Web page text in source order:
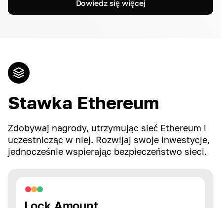
Dowiedz się więcej
Stawka Ethereum
Zdobywaj nagrody, utrzymując sieć Ethereum i
uczestnicząc w niej. Rozwijaj swoje inwestycje,
jednocześnie wspierając bezpieczeństwo sieci.